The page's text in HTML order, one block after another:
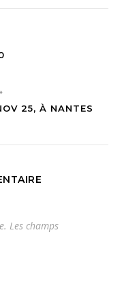
25, À NANTES
Les champs